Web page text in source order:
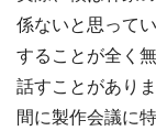
係ないと思って
することが全く
話すことがあり
間に製作会議に